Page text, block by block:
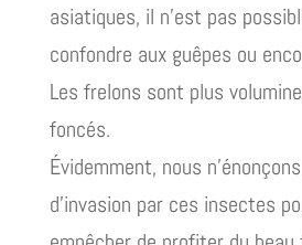
asiatiques, il n’est pas
confondre aux guêpes ou
Les frelons sont plus
foncés.
Évidemment, nous
d’invasion par ces insectes